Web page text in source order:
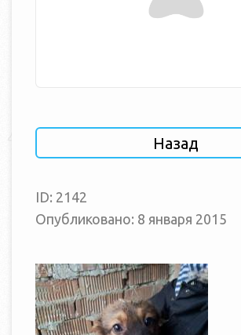
Назад
ID: 2142
Опубликовано: 8 января 2015